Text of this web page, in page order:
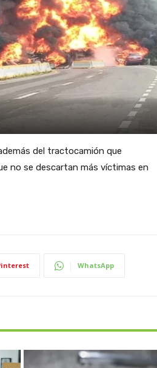
del tractocamión que
no se descartan más víctimas en
WhatsApp